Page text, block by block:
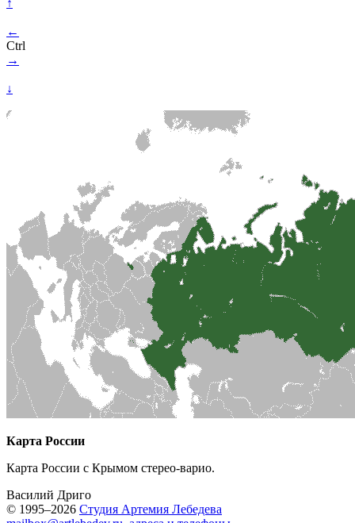
↑
←
Ctrl
→
↓
Карта России
Карта России с Крымом стерео-варио.
Василий Дриго
© 1995–2026 Студия Артемия Лебедева